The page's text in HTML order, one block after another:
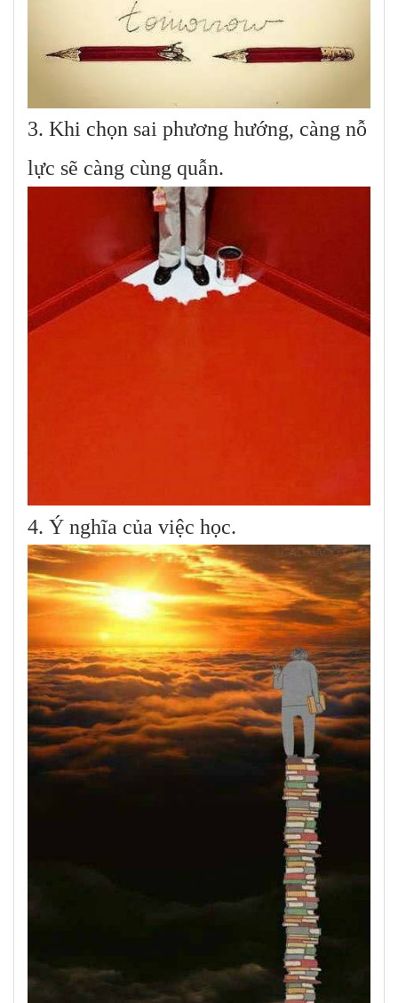
3. Khi chọn sai phương hướng, càng nỗ
lực sẽ càng cùng quẫn.
4. Ý nghĩa của việc học.